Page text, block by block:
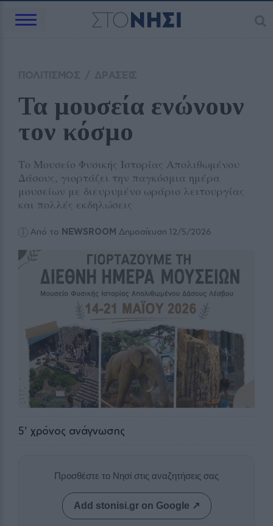
Τα μουσεία ενώνουν
τον κόσμο
Το Μουσείο Φυσικής Ιστορίας Απολιθωμένου
Δάσους, γιορτάζει την παγκόσμια ημέρα
μουσείων με διευρυμένο ωράριο λειτουργίας
και πολλές εκδηλώσεις
Από το NEWSROOM Δημοσίευση 12/5/2026
5' χρόνος ανάγνωσης
Προσθέστε το Νησί στις αναζητήσεις σας
Add stonisi.gr on Google ↗